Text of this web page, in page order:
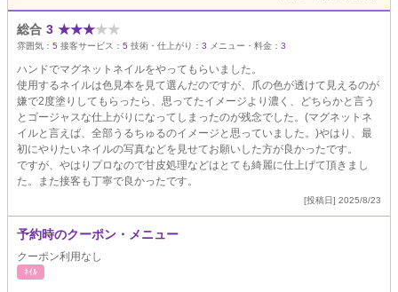
総合 3 ★★★★★
雰囲気： 5 接客サービス： 5 技術・仕上がり： 3 メニュー・料金： 3
ハンドでマグネットネイルをやってもらいました。
使用するネイルは色見本を見て選んだのですが、爪の色が透けて見えるのが
嫌で2度塗りしてもらったら、思ってたイメージより濃く、どちらかと言う
とゴージャスな仕上がりになってしまったのが残念でした。(マグネットネ
イルと言えば、全部うるちゅるのイメージと思っていました。)やはり、最
初にやりたいネイルの写真などを見せてお願いした方が良かったです。
ですが、やはりプロなので甘皮処理などはとても綺麗に仕上げて頂きまし
た。また接客も丁寧で良かったです。
[投稿日] 2025/8/23
予約時のクーポン・メニュー
クーポン利用なし
ﾈｲﾙ